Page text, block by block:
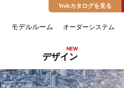
デザイン
モデルルーム オーダーシステム
Webカタログを見る